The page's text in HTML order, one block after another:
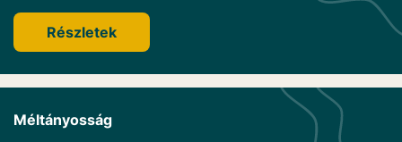
Részletek
Méltányosság